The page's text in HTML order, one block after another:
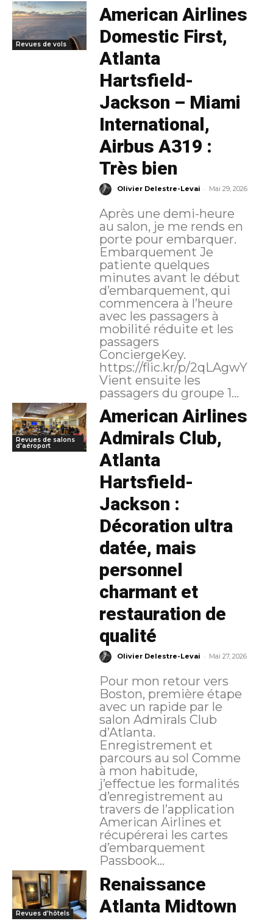
Revues de vols
American Airlines
Domestic First,
Atlanta
Hartsfield-
Jackson – Miami
International,
Airbus A319 :
Très bien
Olivier Delestre-Levai - Mai 29, 2026
Après une demi-heure
au salon, je me rends en
porte pour embarquer.
Embarquement Je
patiente quelques
minutes avant le début
d’embarquement, qui
commencera à l’heure
avec les passagers à
mobilité réduite et les
passagers
ConciergeKey.
https://flic.kr/p/2qLAgwY
Vient ensuite les
passagers du groupe 1...
Revues de salons
d'aéroport
American Airlines
Admirals Club,
Atlanta
Hartsfield-
Jackson :
Décoration ultra
datée, mais
personnel
charmant et
restauration de
qualité
Olivier Delestre-Levai - Mai 27, 2026
Pour mon retour vers
Boston, première étape
avec un rapide par le
salon Admirals Club
d’Atlanta.
Enregistrement et
parcours au sol Comme
à mon habitude,
j’effectue les formalités
d’enregistrement au
travers de l’application
American Airlines et
récupérerai les cartes
d’embarquement
Passbook...
Revues d'hôtels
Renaissance
Atlanta Midtown